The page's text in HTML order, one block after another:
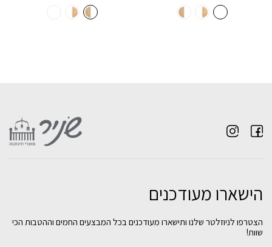
הישארו מעודכנים
הצטרפו לניוזלטר שלנו ותישארו מעודכנים בכל המבצעים החמים וההטבות הכי
שוות!